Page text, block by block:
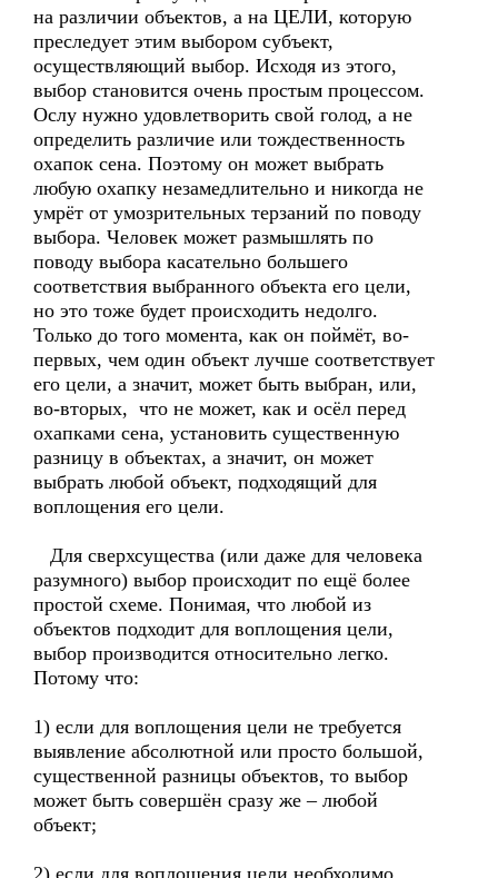
на различии объектов, а на ЦЕЛИ, которую
преследует этим выбором субъект,
осуществляющий выбор. Исходя из этого,
выбор становится очень простым процессом.
Ослу нужно удовлетворить свой голод, а не
определить различие или тождественность
охапок сена. Поэтому он может выбрать
любую охапку незамедлительно и никогда не
умрёт от умозрительных терзаний по поводу
выбора. Человек может размышлять по
поводу выбора касательно большего
соответствия выбранного объекта его цели,
но это тоже будет происходить недолго.
Только до того момента, как он поймёт, во-
первых, чем один объект лучше соответствует
его цели, а значит, может быть выбран, или,
во-вторых, что не может, как и осёл перед
охапками сена, установить существенную
разницу в объектах, а значит, он может
выбрать любой объект, подходящий для
воплощения его цели.
Для сверхсущества (или даже для человека
разумного) выбор происходит по ещё более
простой схеме. Понимая, что любой из
объектов подходит для воплощения цели,
выбор производится относительно легко.
Потому что:
1) если для воплощения цели не требуется
выявление абсолютной или просто большой,
существенной разницы объектов, то выбор
может быть совершён сразу же – любой
объект;
2) если для воплощения цели необходимо